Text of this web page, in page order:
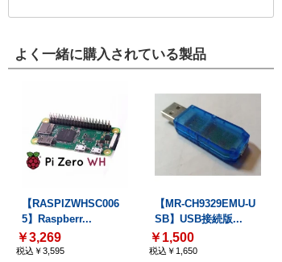
よく一緒に購入されている製品
【RASPIZWHSC006
5】Raspberr...
￥3,269
税込￥3,595
【MR-CH9329EMU-U
SB】USB接続版...
￥1,500
税込￥1,650